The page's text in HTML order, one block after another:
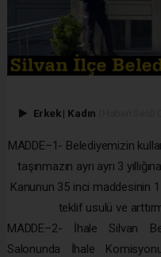
Erkek | Kadın
MADDE–1- Belediyemizin
taşınmazın ayrı ayrı 3
Kanunun 35 inci maddesinin 1
teklif usulü ve
MADDE–2- İhale Silvan
Salonunda İhale